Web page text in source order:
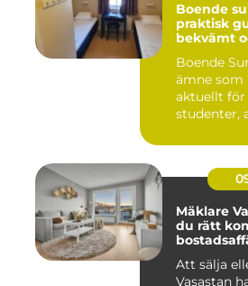
Boende
praktisk
bekvämt
Boende
ämne
aktuellt för
studenter,
Mäklare
du rätt
Att sälja
Vasastan